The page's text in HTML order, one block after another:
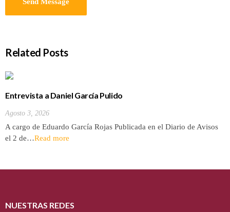
Related Posts
Entrevista a Daniel García Pulido
Agosto 3, 2026
A cargo de Eduardo García Rojas Publicada en el Diario de Avisos
el 2 de…Read more
NUESTRAS REDES